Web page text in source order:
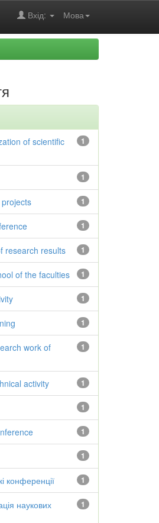
Мова
Вхід:
1
of scientific
1
1
1
1
research results
1
of the faculties
1
1
1
work of
1
activity
1
1
1
1
конференції
1
наукових